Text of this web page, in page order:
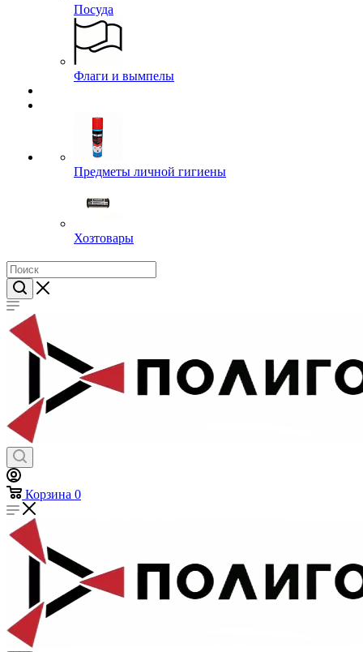
Посуда
Флаги и вымпелы
Предметы личной гигиены
Хозтовары
Корзина 0